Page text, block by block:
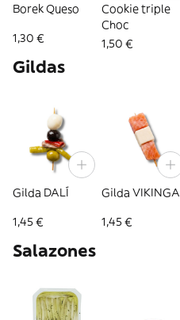
Borek Queso
1,30 €
Cookie triple
Choc
1,50 €
Gildas
Gilda DALÍ
1,45 €
Gilda VIKINGA
1,45 €
Salazones